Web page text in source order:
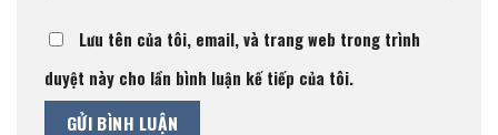
Lưu tên của tôi, email, và trang web trong trình
duyệt này cho lần bình luận kế tiếp của tôi.